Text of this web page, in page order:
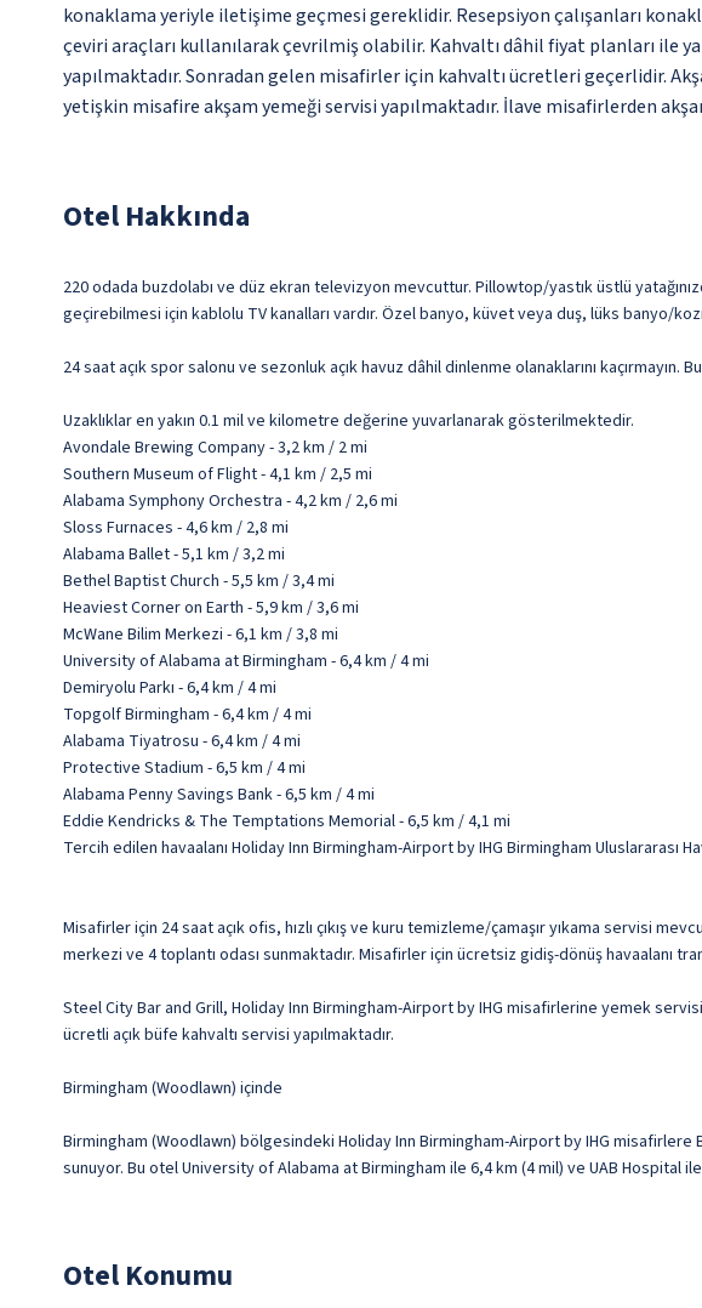
konaklama yeriyle iletişime geçmesi gereklidir. Resepsiyon çalışanları
çeviri araçları kullanılarak çevrilmiş olabilir. Kahvaltı dâhil fiyat planları ile
yapılmaktadır. Sonradan gelen misafirler için kahvaltı ücretleri geçerlidir.
yetişkin misafire akşam yemeği servisi yapılmaktadır. İlave misafirlerden
Otel Hakkında
220 odada buzdolabı ve düz ekran televizyon mevcuttur. Pillowtop/yastık üstlü
geçirebilmesi için kablolu TV kanalları vardır. Özel banyo, küvet veya duş, lüks banyo/
24 saat açık spor salonu ve sezonluk açık havuz dâhil dinlenme olanaklarını
Uzaklıklar en yakın 0.1 mil ve kilometre değerine yuvarlanarak gösterilmektedir.
Avondale Brewing Company - 3,2 km / 2 mi
Southern Museum of Flight - 4,1 km / 2,5 mi
Alabama Symphony Orchestra - 4,2 km / 2,6 mi
Sloss Furnaces - 4,6 km / 2,8 mi
Alabama Ballet - 5,1 km / 3,2 mi
Bethel Baptist Church - 5,5 km / 3,4 mi
Heaviest Corner on Earth - 5,9 km / 3,6 mi
McWane Bilim Merkezi - 6,1 km / 3,8 mi
University of Alabama at Birmingham - 6,4 km / 4 mi
Demiryolu Parkı - 6,4 km / 4 mi
Topgolf Birmingham - 6,4 km / 4 mi
Alabama Tiyatrosu - 6,4 km / 4 mi
Protective Stadium - 6,5 km / 4 mi
Alabama Penny Savings Bank - 6,5 km / 4 mi
Eddie Kendricks & The Temptations Memorial - 6,5 km / 4,1 mi
Tercih edilen havaalanı Holiday Inn Birmingham-Airport by IHG Birmingham Uluslararası
Misafirler için 24 saat açık ofis, hızlı çıkış ve kuru temizleme/çamaşır yıkama servisi
merkezi ve 4 toplantı odası sunmaktadır. Misafirler için ücretsiz gidiş-dönüş havaalanı
Steel City Bar and Grill, Holiday Inn Birmingham-Airport by IHG misafirlerine yemek
ücretli açık büfe kahvaltı servisi yapılmaktadır.
Birmingham (Woodlawn) içinde
Birmingham (Woodlawn) bölgesindeki Holiday Inn Birmingham-Airport by IHG
sunuyor. Bu otel University of Alabama at Birmingham ile 6,4 km (4 mil) ve UAB Hospital
Otel Konumu